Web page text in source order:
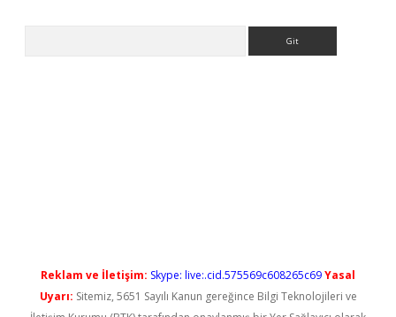
Reklam ve İletişim: Skype: live:.cid.575569c608265c69Yasal
Uyarı: Sitemiz, 5651 Sayılı Kanun gereğince Bilgi Teknolojileri ve